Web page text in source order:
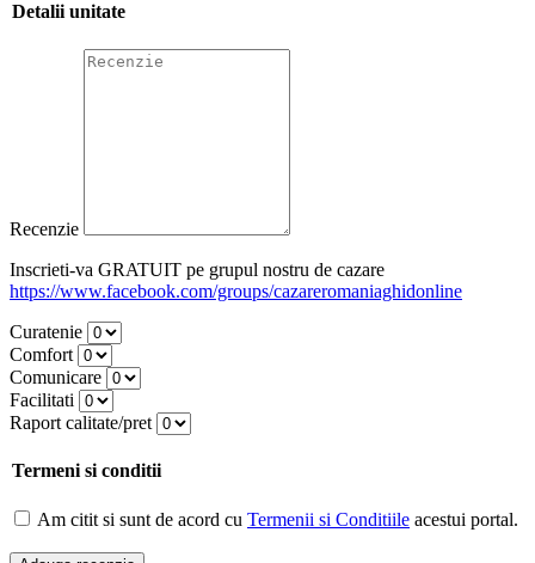
Detalii unitate
Recenzie
Inscrieti-va GRATUIT pe grupul nostru de cazare
https://www.facebook.com/groups/cazareromaniaghidonline
Curatenie
Comfort
Comunicare
Facilitati
Raport calitate/pret
Termeni si conditii
Am citit si sunt de acord cu Termenii si Conditiile acestui portal.